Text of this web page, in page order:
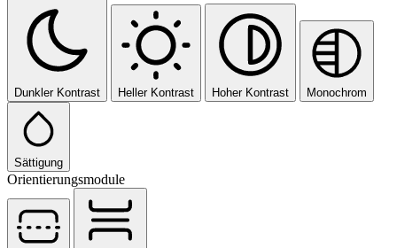
Dunkler Kontrast Heller Kontrast Hoher Kontrast Monochrom
Sättigung
Orientierungsmodule